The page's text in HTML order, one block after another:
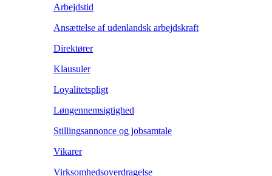
Arbejdstid
Ansættelse af udenlandsk arbejdskraft
Direktører
Klausuler
Loyalitetspligt
Løngennemsigtighed
Stillingsannonce og jobsamtale
Vikarer
Virksomhedsoverdragelse